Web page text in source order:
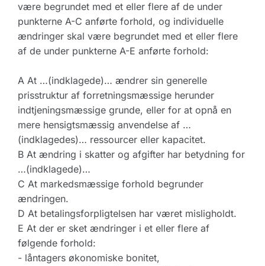
være begrundet med et eller flere af de under
punkterne A-C anførte forhold, og individuelle
ændringer skal være begrundet med et eller flere
af de under punkterne A-E anførte forhold:
A At …(indklagede)… ændrer sin generelle
prisstruktur af forretningsmæssige herunder
indtjeningsmæssige grunde, eller for at opnå en
mere hensigtsmæssig anvendelse af …
(indklagedes)… ressourcer eller kapacitet.
B At ændring i skatter og afgifter har betydning for
…(indklagede)…
C At markedsmæssige forhold begrunder
ændringen.
D At betalingsforpligtelsen har været misligholdt.
E At der er sket ændringer i et eller flere af
følgende forhold:
- låntagers økonomiske bonitet,